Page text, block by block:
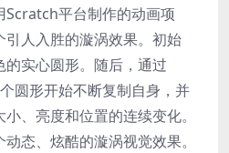
Scratch平台制作的动画项
引人入胜的漩涡效果。初始
实心圆形。随后，通过
圆形开始不断复制自身，并
、亮度和位置的连续变化。
态、炫酷的漩涡视觉效果。